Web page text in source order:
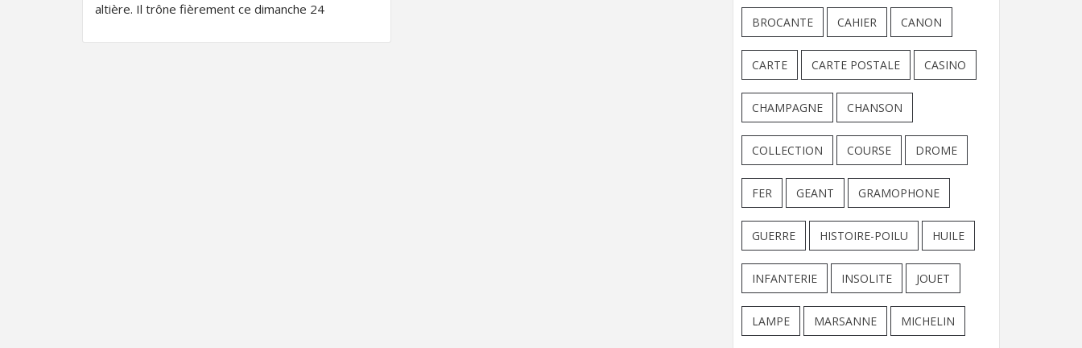
altière. Il trône fièrement ce dimanche 24
BROCANTE CAHIER CANON
CARTE CARTE POSTALE CASINO
CHAMPAGNE CHANSON
COLLECTION COURSE DROME
FER GEANT GRAMOPHONE
GUERRE HISTOIRE-POILU HUILE
INFANTERIE INSOLITE JOUET
LAMPE MARSANNE MICHELIN